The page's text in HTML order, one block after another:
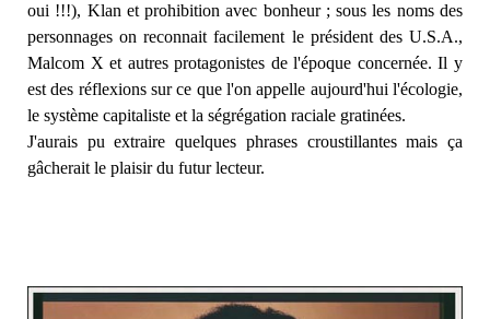
oui !!!), Klan et prohibition avec bonheur ; sous les noms des
personnages on reconnait facilement le président des U.S.A.,
Malcom X et autres protagonistes de l'époque concernée. Il y
est des réflexions sur ce que l'on appelle aujourd'hui l'écologie,
le système capitaliste et la ségrégation raciale gratinées.
J'aurais pu extraire quelques phrases croustillantes mais ça
gâcherait le plaisir du futur lecteur.